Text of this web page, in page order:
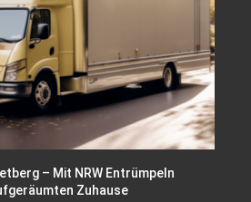
– Mit NRW Entrümpeln
Zuhause